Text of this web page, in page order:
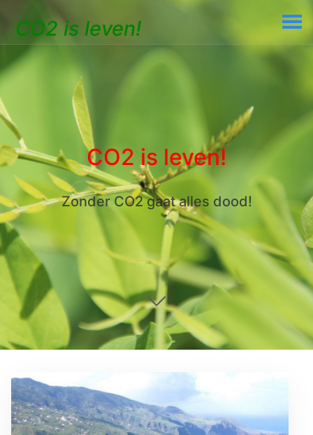
CO2 is leven!
CO2 is leven!
Zonder CO2 gaat alles dood!